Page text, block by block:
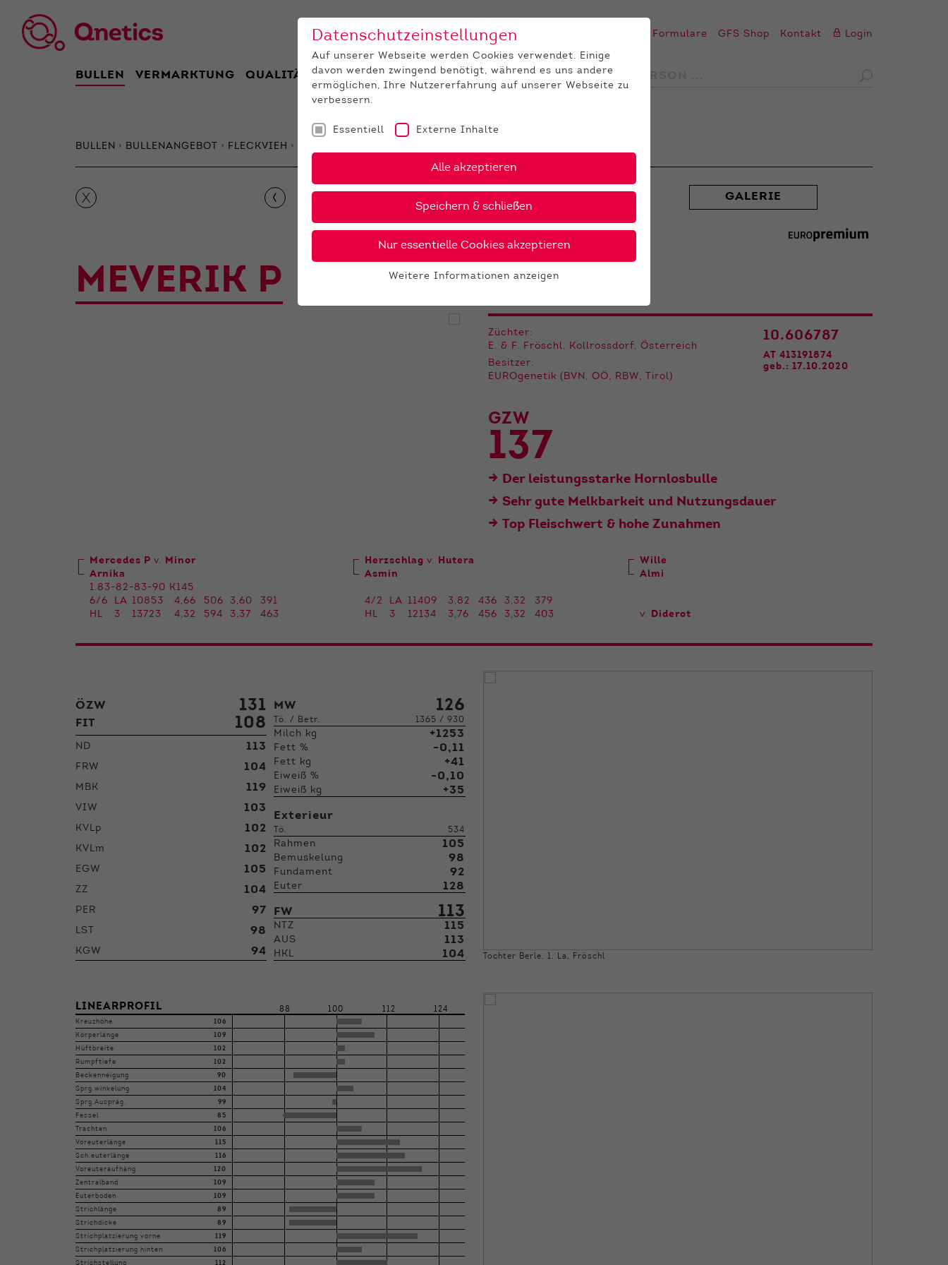
Formulare GFS Shop Kontakt Login
BULLEN VERMARKTUNG QUALITÄT JUNGZÜCHTER
BULLEN BULLENANGEBOT FLECKVIEH
X ‹ › GALERIE
MEVERIK P 16 €
Züchter:
E. & F. Fröschl, Kollrossdorf, Österreich
Besitzer:
EUROgenetik (BVN, OÖ, RBW, Tirol)
10.606787
AT 413191874
geb.: 17.10.2020
GZW
137
Der leistungsstarke Hornlosbulle
Sehr gute Melkbarkeit und Nutzungsdauer
Top Fleischwert & hohe Zunahmen
Mercedes P v. Minor
Arnika
1.83-82-83-90 K145
6/6
LA 10853 4,66 506 3,60
391
HL
3 13723 4,32 594 3,37 463
Herzschlag v. Hutera
Asmin
4/2 LA 11409 3,82 436 3,32
379
HL
3 12134 3,76 456 3,32 403
Wille
Almi
v. Diderot
ÖZW 131
FIT 108
ND 113
FRW 104
MBK 119
VIW 103
KVLp 102
KVLm 102
EGW 105
ZZ 104
PER 97
LST 98
KGW 94
MW 126
Tö. / Betr. 1365 / 930
Milch kg +1253
Fett % -0,11
Fett kg +41
Eiweiß % -0,10
Eiweiß kg +35
Exterieur
Tö. 534
Rahmen 105
Bemuskelung 98
Fundament 92
Euter 128
FW 113
NTZ 115
AUS 113
HKL 104 Tochter Berle, 1. La, Fröschl
LINEARPROFIL 88 100 112 124
Kreuzhöhe 106
Körperlänge 109
Hüftbreite 102
Rumpftiefe 102
Beckenneigung 90
Sprg.winkelung 104
Sprg.Auspräg. 99
Fessel 85
Trachten 106
Voreuterlänge 115
Sch.euterlänge 116
Voreuteraufhäng. 120
Zentralband 109
Euterboden 109
Strichlänge 89
Strichdicke 89
Strichplatzierung vorne 119
Strichplatzierung hinten 106
Strichstellung 112
Datenschutzeinstellungen
Auf unserer Webseite werden Cookies verwendet. Einige
davon werden zwingend benötigt, während es uns andere
ermöglichen, Ihre Nutzererfahrung auf unserer Webseite zu
verbessern.
Essentiell Externe Inhalte
Alle akzeptieren
Speichern & schließen
Nur essentielle Cookies akzeptieren
der Webseite benötigt. Dadurch ist gewährleistet, dass
die Webseite einwandfrei funktioniert.
Cookie Einstellungen speichern
Cookie-Informationen anzeigen
Wir verwenden auf unserer Website externe Inhalte, um
Ihnen zusätzliche Informationen anzubieten.
Weitere Informationen anzeigen